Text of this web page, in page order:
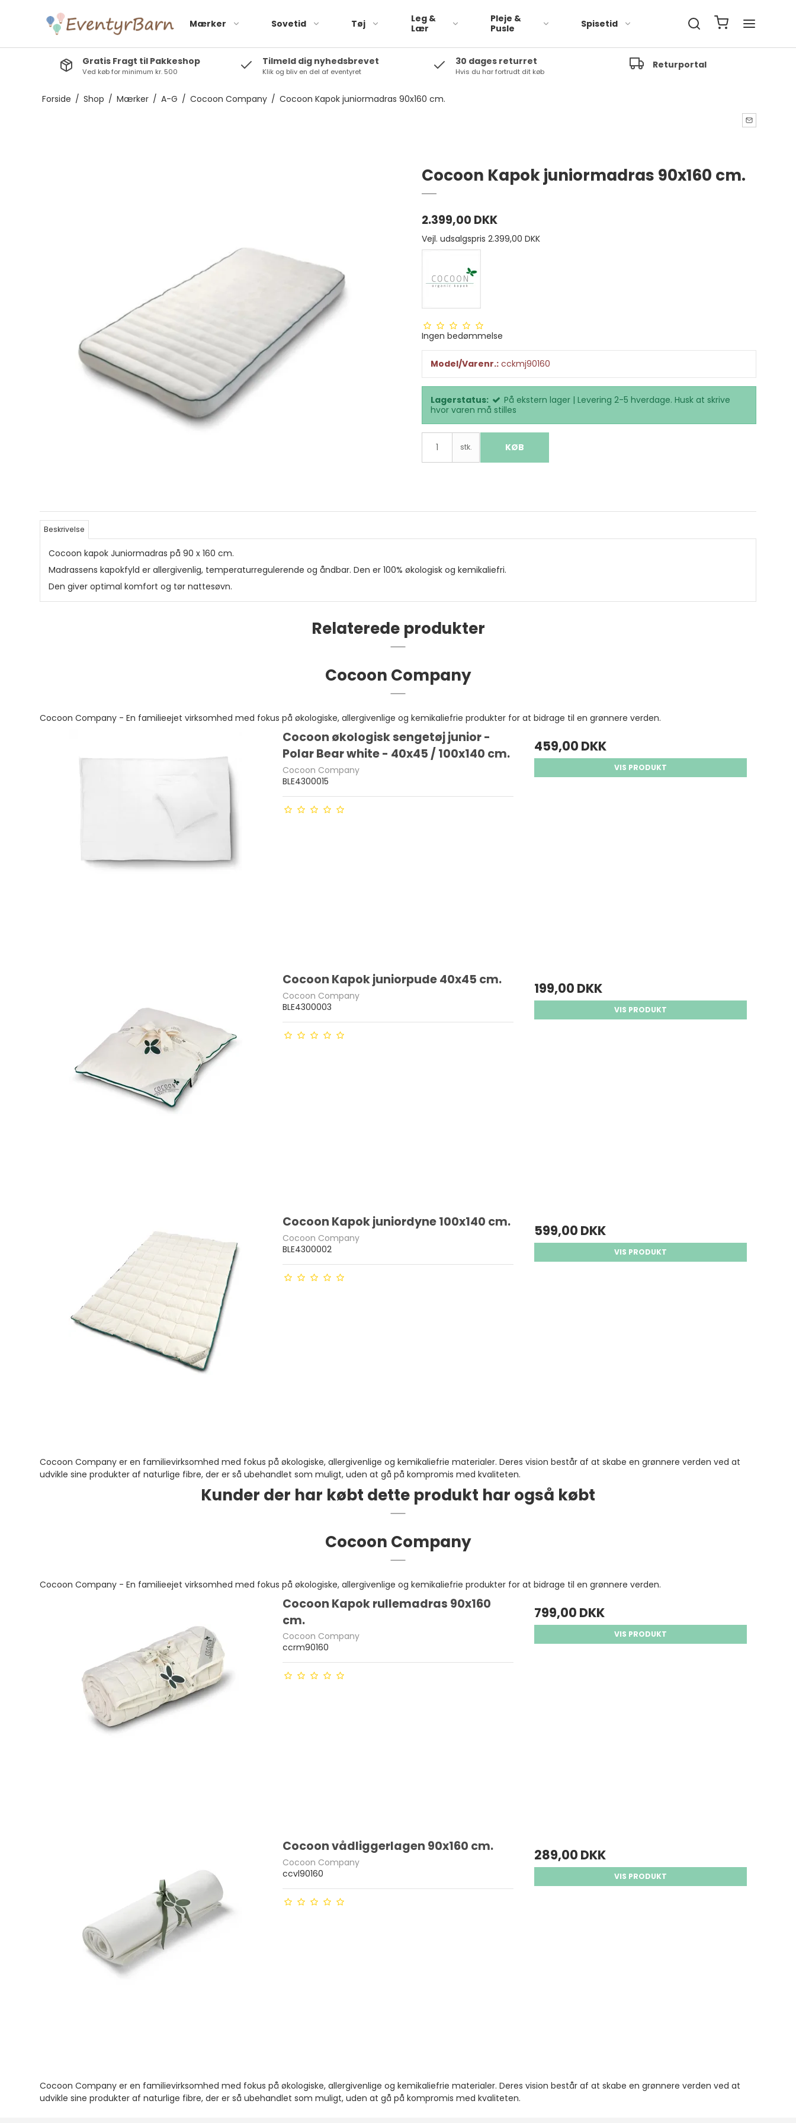
Mærker
Baby Dan A/S
Barbo toys
Hanevild
Kinder and Kids
Pargaard
Peppa Pig
Sovetid Tøj
Leg &
Lær
Rolleleg
Pleje &
Pusle
Spisetid
Gratis Fragt til Pakkeshop
Ved køb for minimum kr. 500
Tilmeld dig nyhedsbrevet
Klik og bliv en del af eventyret
30 dages returret
Hvis du har fortrudt dit køb
Returportal
Forside / Shop / Mærker / A-G / Cocoon Company / Cocoon Kapok juniormadras 90x160 cm.
Cocoon Kapok juniormadras 90x160 cm.
2.399,00 DKK
Vejl. udsalgspris 2.399,00 DKK
Ingen bedømmelse
Model/Varenr.: cckmj90160
Lagerstatus:
På ekstern lager | Levering 2-5 hverdage. Husk at skrive
hvor varen må stilles
stk. KØB
Beskrivelse
Cocoon kapok Juniormadras på 90 x 160 cm.
Madrassens kapokfyld er allergivenlig, temperaturregulerende og åndbar. Den er 100% økologisk og kemikaliefri.
Den giver optimal komfort og tør nattesøvn.
Relaterede produkter
Cocoon Company
Cocoon Company - En familieejet virksomhed med fokus på økologiske, allergivenlige og kemikaliefrie produkter for at bidrage til en grønnere verden.
Cocoon økologisk sengetøj junior -
Polar Bear white - 40x45 / 100x140 cm.
Cocoon Company
BLE4300015
459,00 DKK
VIS PRODUKT
Cocoon Kapok juniorpude 40x45 cm.
Cocoon Company
BLE4300003
199,00 DKK
VIS PRODUKT
Cocoon Kapok juniordyne 100x140 cm.
Cocoon Company
BLE4300002
599,00 DKK
VIS PRODUKT
Cocoon Company er en familievirksomhed med fokus på økologiske, allergivenlige og kemikaliefrie materialer. Deres vision består af at skabe en grønnere verden ved at
udvikle sine produkter af naturlige fibre, der er så ubehandlet som muligt, uden at gå på kompromis med kvaliteten.
Kunder der har købt dette produkt har også købt
Cocoon Company
Cocoon Company - En familieejet virksomhed med fokus på økologiske, allergivenlige og kemikaliefrie produkter for at bidrage til en grønnere verden.
Cocoon Kapok rullemadras 90x160
cm.
Cocoon Company
ccrm90160
799,00 DKK
VIS PRODUKT
Cocoon vådliggerlagen 90x160 cm.
Cocoon Company
ccvl90160
289,00 DKK
VIS PRODUKT
Cocoon Company er en familievirksomhed med fokus på økologiske, allergivenlige og kemikaliefrie materialer. Deres vision består af at skabe en grønnere verden ved at
udvikle sine produkter af naturlige fibre, der er så ubehandlet som muligt, uden at gå på kompromis med kvaliteten.